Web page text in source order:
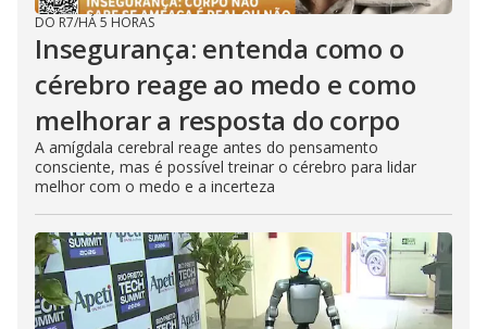
DO R7/HÁ 5 HORAS
Insegurança: entenda como o
cérebro reage ao medo e como
melhorar a resposta do corpo
A amígdala cerebral reage antes do pensamento
consciente, mas é possível treinar o cérebro para lidar
melhor com o medo e a incerteza